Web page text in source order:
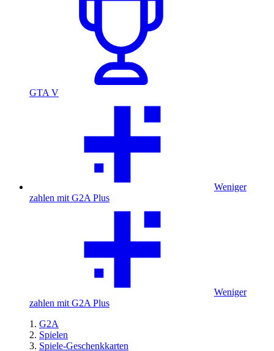
GTA V
Weniger
zahlen mit G2A Plus
Weniger
zahlen mit G2A Plus
G2A
Spielen
Spiele-Geschenkkarten